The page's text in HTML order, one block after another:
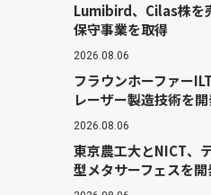
Lumibird、Cilas株を
保守事業を取得
2026.08.06
フラウンホーファー
レーザー製造技術を
2026.08.06
東京農工大とNICT、
型メタサーフェスを開